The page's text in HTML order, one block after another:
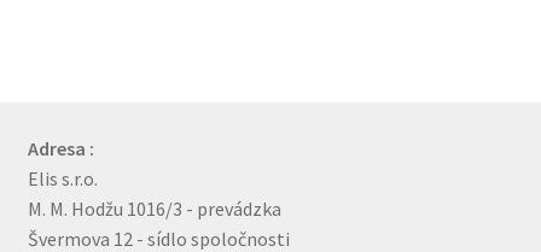
Adresa :
Elis s.r.o.
M. M. Hodžu 1016/3 - prevádzka
Švermova 12 - sídlo spoločnosti